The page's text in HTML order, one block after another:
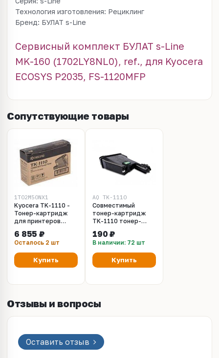
Технология изготовления: Рециклинг
Бренд: БУЛАТ s-Line
Сервисный комплект БУЛАТ s-Line
MK-160 (1702LY8NL0), ref., для Kyocera
ECOSYS P2035, FS-1120MFP
Сопутствующие товары
1T02M50NX1
Kyocera TK-1110 -
Тонер-картридж
для принтеров
FS-1020MFP, FS-
1120MFP. Ресурс
2500 страниц.
6 855 ₽
Осталось 2 шт
Купить
AQ TK-1110
Совместимый
тонер-картридж
TK-1110 тонер-
принтеров Kyocera
FS-1040, FS-
1020MFP, FS-
1120MFP.
190 ₽
В наличии: 72 шт
Купить
Отзывы и вопросы
Оставить отзыв